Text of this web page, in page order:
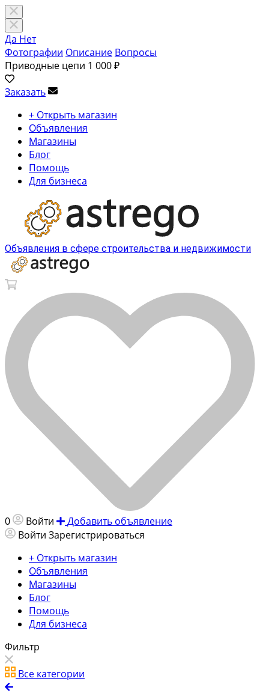
Да Нет
Фотографии Описание Вопросы
Приводные цепи 1 000 ₽
Заказать
+ Открыть магазин
Объявления
Магазины
Блог
Помощь
Для бизнеса
Объявления в сфере строительства и недвижимости
0 Войти
Добавить объявление
Войти Зарегистрироваться
+ Открыть магазин
Объявления
Магазины
Блог
Помощь
Для бизнеса
Фильтр
Все категории